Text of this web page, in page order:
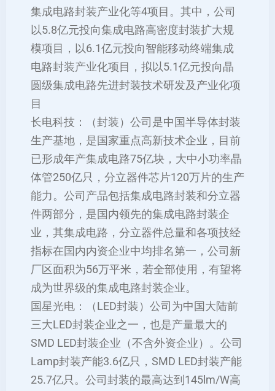
集成电路封装产业化等4项目。其中，公司
以5.8亿元投向集成电路高密度封装扩大规
模项目，以6.1亿元投向智能移动终端集成
电路封装产业化项目，拟以5.1亿元投向晶
圆级集成电路先进封装技术研发及产业化项
目
长电科技：（封装）公司是中国半导体封装
生产基地，是国家重点高新技术企业，目前
已形成年产集成电路75亿块，大中小功率晶
体管250亿只，分立器件芯片120万片的生产
能力。公司产品包括集成电路封装和分立器
件两部分，是国内领先的集成电路封装企
业，其集成电路，分立器件总量和各项技经
指标在国内内资企业中均排名第一，公司新
厂区面积为56万平米，若全部使用，有望将
成为世界级的集成电路封装企业。
国星光电：（LED封装）公司为中国大陆前
三大LED封装企业之一，也是产量最大的
SMD LED封装企业（不含外资企业）。公司
Lamp封装产能3.6亿只，SMD LED封装产能
25.7亿只。公司封装的最高达到145lm/W高